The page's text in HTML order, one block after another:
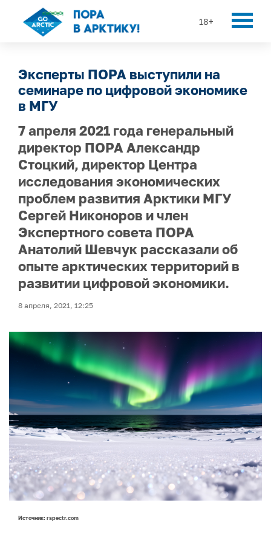
18+
Эксперты ПОРА выступили на
семинаре по цифровой экономике
в МГУ
7 апреля 2021 года генеральный
директор ПОРА Александр
Стоцкий, директор Центра
исследования экономических
проблем развития Арктики МГУ
Сергей Никоноров и член
Экспертного совета ПОРА
Анатолий Шевчук рассказали об
опыте арктических территорий в
развитии цифровой экономики.
8 апреля, 2021, 12:25
Источник: rspectr.com